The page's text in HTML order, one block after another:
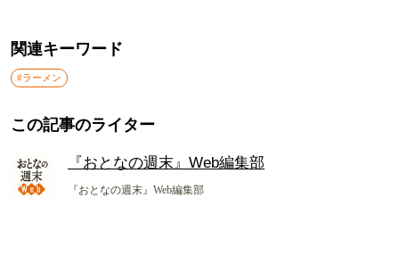
関連キーワード
#ラーメン
この記事のライター
『おとなの週末』Web編集部
『おとなの週末』Web編集部